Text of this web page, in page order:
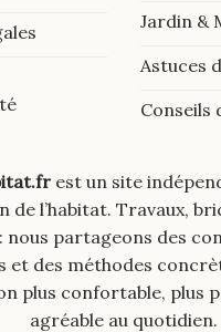
Jardin &
Astuces
Conseils
est un site
de l’habitat. Travaux,
partageons des
et des méthodes
plus confortable, plus
agréable au quotidien.